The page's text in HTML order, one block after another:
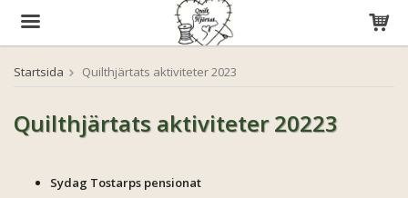
Produkten har blivit tillagd i varukorgen
Startsida Quilthjärtats aktiviteter 2023
Quilthjärtats aktiviteter 20223
Sydag Tostarps pensionat